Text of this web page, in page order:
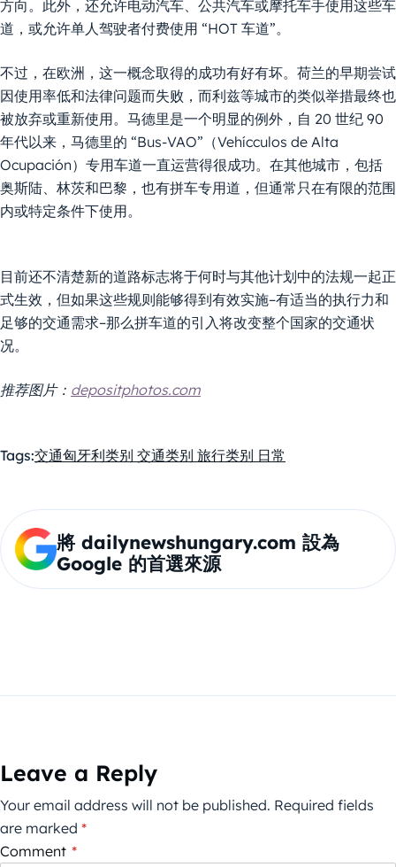
方向。此外，还允许电动汽车、公共汽车或摩托车手使用这些车
道，或允许单人驾驶者付费使用 “HOT 车道”。
不过，在欧洲，这一概念取得的成功有好有坏。荷兰的早期尝试
因使用率低和法律问题而失败，而利兹等城市的类似举措最终也
被放弃或重新使用。马德里是一个明显的例外，自 20 世纪 90
年代以来，马德里的 “Bus-VAO”（Vehícculos de Alta
Ocupación）专用车道一直运营得很成功。在其他城市，包括
奥斯陆、林茨和巴黎，也有拼车专用道，但通常只在有限的范围
内或特定条件下使用。
目前还不清楚新的道路标志将于何时与其他计划中的法规一起正
式生效，但如果这些规则能够得到有效实施–有适当的执行力和
足够的交通需求–那么拼车道的引入将改变整个国家的交通状
况。
推荐图片： depositphotos.com
Tags:交通匈牙利类别 交通类别 旅行类别 日常
將 dailynewshungary.com 設為
Google 的首選來源
Leave a Reply
Your email address will not be published. Required fields
are marked *
Comment *